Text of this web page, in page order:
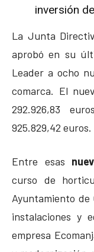
inversión
La Junta
aprobó en su
Leader a ocho
comarca. El
292.926,83
925.829,42 euros.
Entre esas
curso de
Ayuntamiento de
instalaciones y
empresa